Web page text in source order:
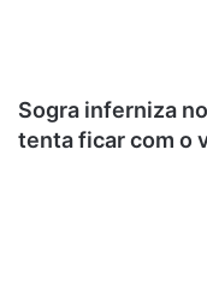
Sogra inferniza
tenta ficar com o